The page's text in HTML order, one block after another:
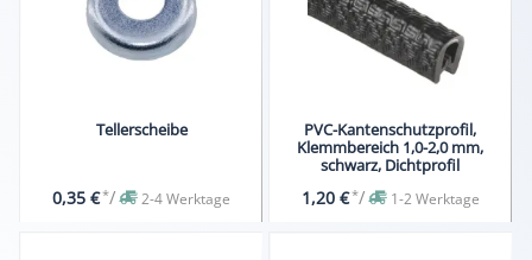
Tellerscheibe
0,35 €*/ 2-4 Werktage
PVC-Kantenschutzprofil,
Klemmbereich 1,0-2,0 mm,
schwarz, Dichtprofil
1,20 €*/ 1-2 Werktage